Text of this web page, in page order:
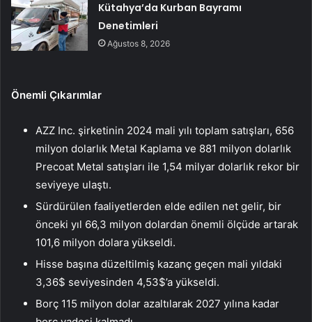
Kütahya’da Kurban Bayramı
Denetimleri
Ağustos 8, 2026
Önemli Çıkarımlar
AZZ Inc. şirketinin 2024 mali yılı toplam satışları, 656
milyon dolarlık Metal Kaplama ve 881 milyon dolarlık
Precoat Metal satışları ile 1,54 milyar dolarlık rekor bir
seviyeye ulaştı.
Sürdürülen faaliyetlerden elde edilen net gelir, bir
önceki yıl 66,3 milyon dolardan önemli ölçüde artarak
101,6 milyon dolara yükseldi.
Hisse başına düzeltilmiş kazanç geçen mali yıldaki
3,36$ seviyesinden 4,53$’a yükseldi.
Borç 115 milyon dolar azaltılarak 2027 yılına kadar